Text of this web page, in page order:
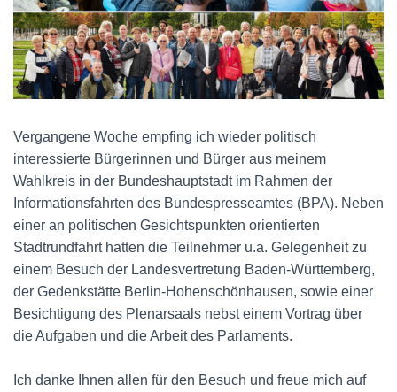
Vergangene Woche empfing ich wieder politisch
interessierte Bürgerinnen und Bürger aus meinem
Wahlkreis in der Bundeshauptstadt im Rahmen der
Informationsfahrten des Bundespresseamtes (BPA). Neben
einer an politischen Gesichtspunkten orientierten
Stadtrundfahrt hatten die Teilnehmer u.a. Gelegenheit zu
einem Besuch der Landesvertretung Baden-Württemberg,
der Gedenkstätte Berlin-Hohenschönhausen, sowie einer
Besichtigung des Plenarsaals nebst einem Vortrag über
die Aufgaben und die Arbeit des Parlaments.
Ich danke Ihnen allen für den Besuch und freue mich auf